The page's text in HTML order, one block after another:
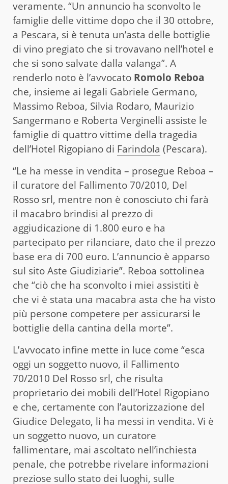
veramente. “Un annuncio ha sconvolto le
famiglie delle vittime dopo che il 30 ottobre,
a Pescara, si è tenuta un’asta delle bottiglie
di vino pregiato che si trovavano nell’hotel e
che si sono salvate dalla valanga”. A
renderlo noto è l’avvocato Romolo Reboa
che, insieme ai legali Gabriele Germano,
Massimo Reboa, Silvia Rodaro, Maurizio
Sangermano e Roberta Verginelli assiste le
famiglie di quattro vittime della tragedia
dell’Hotel Rigopiano di Farindola (Pescara).
“Le ha messe in vendita – prosegue Reboa –
il curatore del Fallimento 70/2010, Del
Rosso srl, mentre non è conosciuto chi farà
il macabro brindisi al prezzo di
aggiudicazione di 1.800 euro e ha
partecipato per rilanciare, dato che il prezzo
base era di 700 euro. L’annuncio è apparso
sul sito Aste Giudiziarie”. Reboa sottolinea
che “ciò che ha sconvolto i miei assistiti è
che vi è stata una macabra asta che ha visto
più persone competere per assicurarsi le
bottiglie della cantina della morte”.
L’avvocato infine mette in luce come “esca
oggi un soggetto nuovo, il Fallimento
70/2010 Del Rosso srl, che risulta
proprietario dei mobili dell’Hotel Rigopiano
e che, certamente con l’autorizzazione del
Giudice Delegato, li ha messi in vendita. Vi è
un soggetto nuovo, un curatore
fallimentare, mai ascoltato nell’inchiesta
penale, che potrebbe rivelare informazioni
preziose sullo stato dei luoghi, sulle